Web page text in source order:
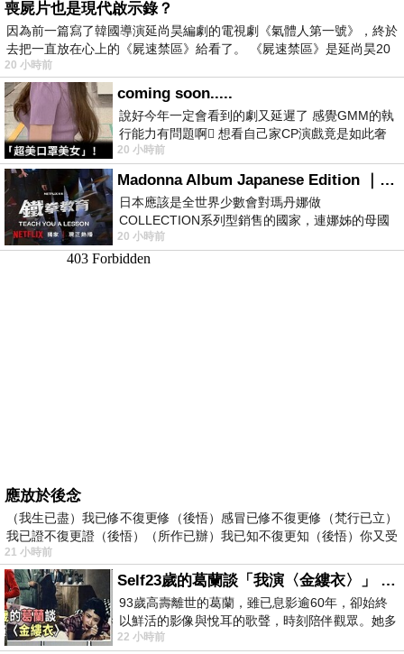
喪屍片也是現代啟示錄？
因為前一篇寫了韓國導演延尚昊編劇的電視劇《氣體人第一號》，終於
去把一直放在心上的《屍速禁區》給看了。 《屍速禁區》是延尚昊20
20 小時前
coming soon.....
說好今年一定會看到的劇又延遲了 感覺GMM的執
行能力有問題啊🫩 想看自己家CP演戲竟是如此奢
侈的事 GMM你說看看啊😑 先把劇放
20 小時前
Madonna Album Japanese Edition ｜瑪丹娜專輯們2026年日本版重發系列
日本應該是全世界少數會對瑪丹娜做
COLLECTION系列型銷售的國家，連娜姊的母國
美國都沒對她這樣過，這全拜在他們到現在唱片
20 小時前
應放於後念
（我生已盡）我已修不復更修（後悟）感冒已修不復更修（梵行已立）
我已證不復更證（後悟）（所作已辦）我已知不復更知（後悟）你又受
21 小時前
Self23歲的葛蘭談「我演〈金縷衣〉」 #戀上老電影 #粟子 #葛蘭
93歲高壽離世的葛蘭，雖已息影逾60年，卻始終
以鮮活的影像與悅耳的歌聲，時刻陪伴觀眾。她多
才多藝、陽光開朗的形象，不僅保留在電影
22 小時前